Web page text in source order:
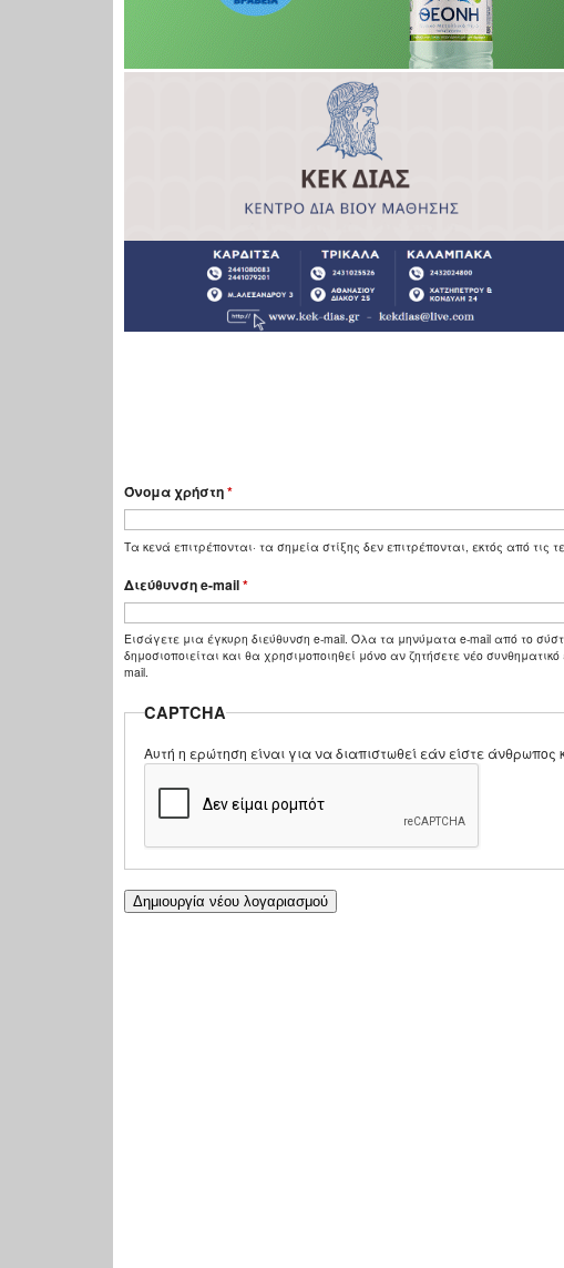
Όνομα χρήστη*
Τα κενά επιτρέπονται· τα σημεία στίξης δεν επιτρέπονται, εκτός από τις
Διεύθυνση e-mail*
Εισάγετε μια έγκυρη διεύθυνση e-mail. Όλα τα μηνύματα e-mail από το
δημοσιοποιείται και θα χρησιμοποιηθεί μόνο αν ζητήσετε νέο
mail.
CAPTCHA
Αυτή η ερώτηση είναι για να διαπιστωθεί εάν είστε